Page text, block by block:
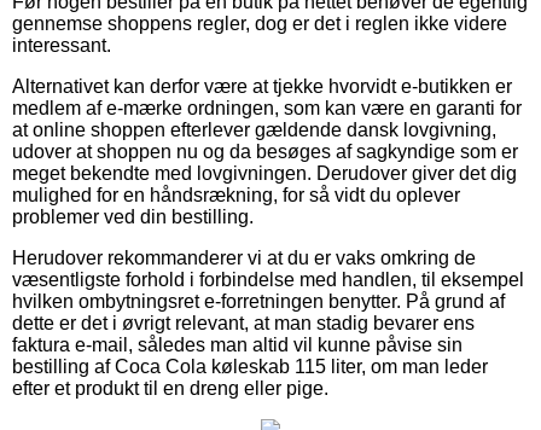
gennemse shoppens regler, dog er det i reglen ikke videre
interessant.
Alternativet kan derfor være at tjekke hvorvidt e-butikken er
medlem af e-mærke ordningen, som kan være en garanti for
at online shoppen efterlever gældende dansk lovgivning,
udover at shoppen nu og da besøges af sagkyndige som er
meget bekendte med lovgivningen. Derudover giver det dig
mulighed for en håndsrækning, for så vidt du oplever
problemer ved din bestilling.
Herudover rekommanderer vi at du er vaks omkring de
væsentligste forhold i forbindelse med handlen, til eksempel
hvilken ombytningsret e-forretningen benytter. På grund af
dette er det i øvrigt relevant, at man stadig bevarer ens
faktura e-mail, således man altid vil kunne påvise sin
bestilling af Coca Cola køleskab 115 liter, om man leder
efter et produkt til en dreng eller pige.